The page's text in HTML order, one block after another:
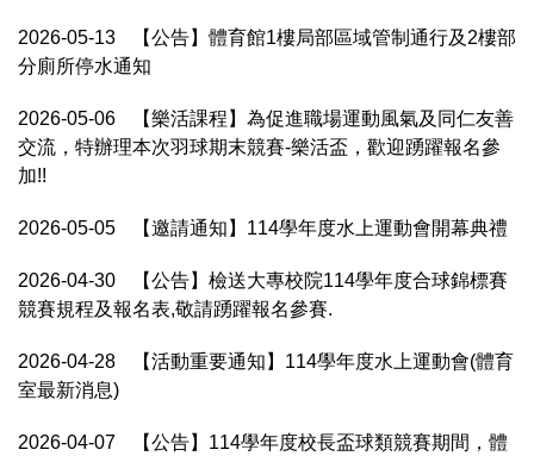
2026-05-13
【公告】體育館1樓局部區域管制通行及2樓部
分廁所停水通知
2026-05-06
【樂活課程】為促進職場運動風氣及同仁友善
交流，特辦理本次羽球期末競賽-樂活盃，歡迎踴躍報名參
加!!
2026-05-05 【邀請通知】114學年度水上運動會開幕典禮
2026-04-30
【公告】檢送大專校院114學年度合球錦標賽
競賽規程及報名表,敬請踴躍報名參賽.
2026-04-28
【活動重要通知】114學年度水上運動會(體育
室最新消息)
2026-04-07
【公告】114學年度校長盃球類競賽期間，體